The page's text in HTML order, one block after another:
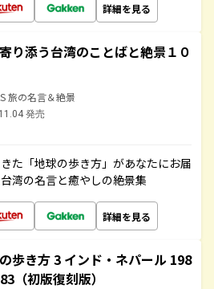
詳細を見る
り添う台湾のことばと絶景１０
旅の名言＆絶景
発売
た「地球の歩き方」があなたにお届
湾の名言と癒やしの絶景集
詳細を見る
歩き方 3 インド・ネパール 198
（初版復刻版）